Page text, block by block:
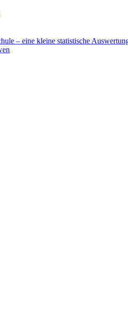
– eine kleine statistische